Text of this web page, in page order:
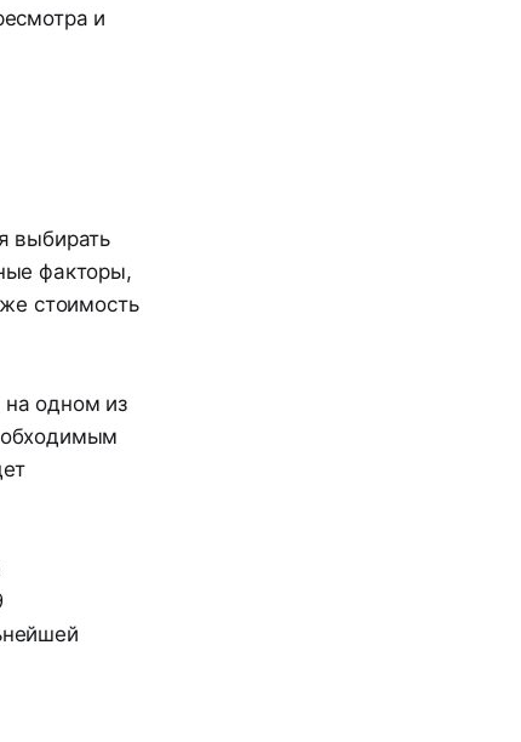
и
выбирать
факторы,
стоимость
одном из